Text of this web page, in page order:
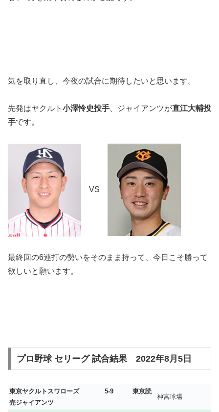
気を取り直し、今夜の試合に期待したいと思います。
先発はヤクルト 小澤怜史投手 、ジャイアンツが直江大輔投
手です。
VS
最終回の6連打の勢いをそのまま持って、今日こそ勝って
欲しいと願います。
プロ野球 セリーグ 試合結果 2022年8月5日
東京ヤクルトスワローズ 5-9 東京読
売ジャイアンツ
神宮球場